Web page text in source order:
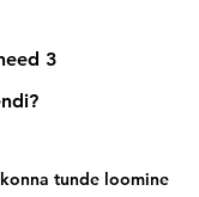
3
tunde loomine